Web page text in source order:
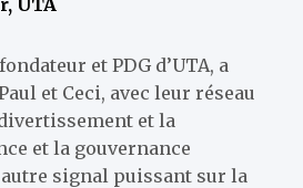
UTA
et PDG d’UTA, a
et Ceci, avec leur réseau
et la
et la gouvernance
signal puissant sur la